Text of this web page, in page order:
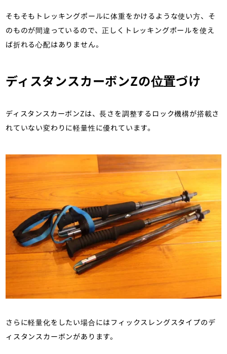
そもそもトレッキングポールに体重をかけるような使い方、そ
のものが間違っているので、正しくトレッキングポールを使え
ば折れる心配はありません。
ディスタンスカーボンZの位置づけ
ディスタンスカーボンZは、長さを調整するロック機構が搭載さ
れていない変わりに軽量性に優れています。
さらに軽量化をしたい場合にはフィックスレングスタイプのデ
ィスタンスカーボンがあります。